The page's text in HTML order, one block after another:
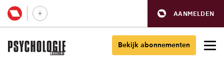
AANMELDEN
Bekijk abonnementen